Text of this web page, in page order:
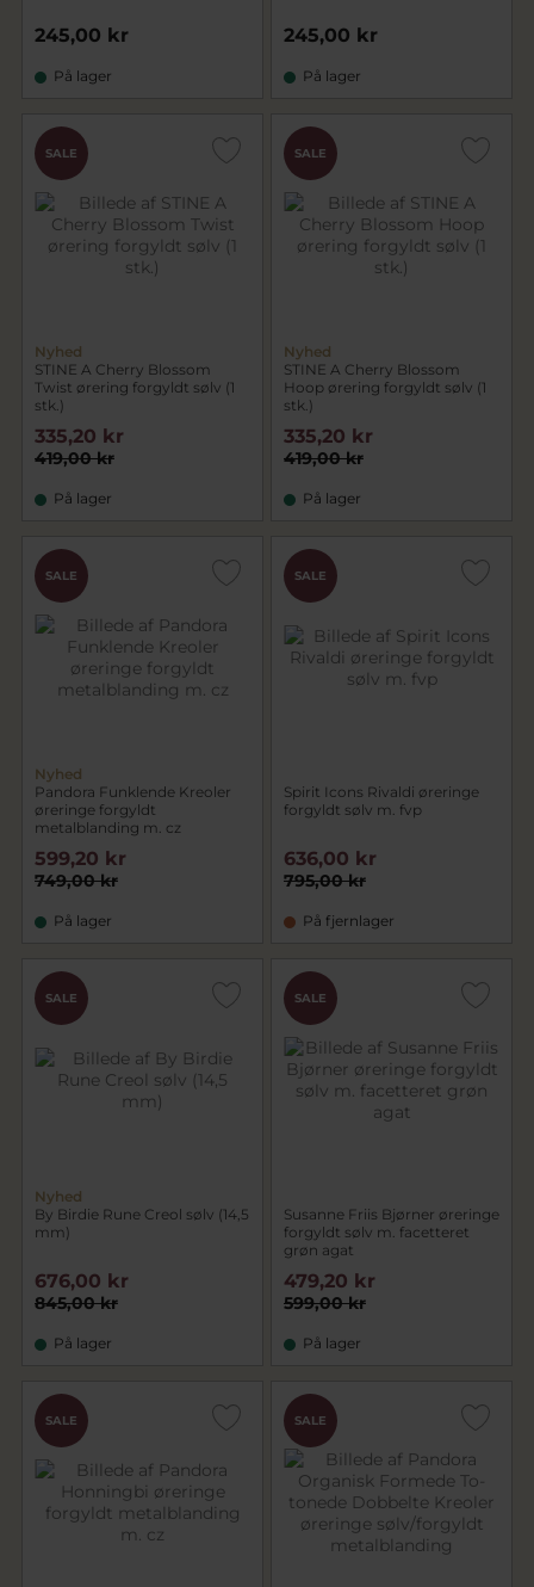
245,00 kr
På lager
245,00 kr
På lager
SALE
Nyhed
STINE A Cherry Blossom
Twist ørering forgyldt sølv (1
stk.)
419,00 kr
335,20 kr
På lager
SALE
Nyhed
STINE A Cherry Blossom
Hoop ørering forgyldt sølv (1
stk.)
419,00 kr
335,20 kr
På lager
SALE
Nyhed
Pandora Funklende Kreoler
øreringe forgyldt
metalblanding m. cz
749,00 kr
599,20 kr
På lager
SALE
Spirit Icons Rivaldi øreringe
forgyldt sølv m. fvp
795,00 kr
636,00 kr
På fjernlager
SALE
Nyhed
By Birdie Rune Creol sølv (14,5
mm)
845,00 kr
676,00 kr
På lager
SALE
Susanne Friis Bjørner øreringe
forgyldt sølv m. facetteret
grøn agat
599,00 kr
479,20 kr
På lager
SALE SALE